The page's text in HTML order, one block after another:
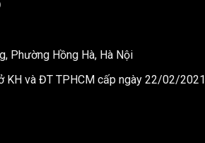
Phường Hồng Hà, Hà Nội
KH và ĐT TPHCM cấp ngày 22/02/2021